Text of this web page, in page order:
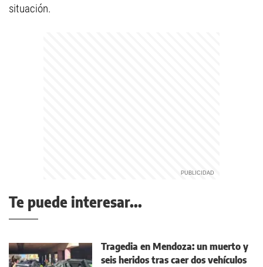
situación.
Te puede interesar...
Tragedia en Mendoza: un muerto y
seis heridos tras caer dos vehículos